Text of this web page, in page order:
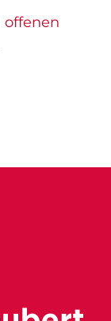
offenen